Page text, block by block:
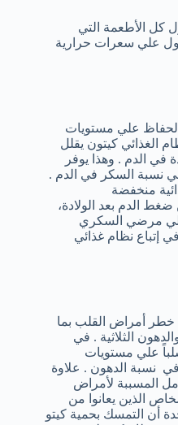
كل الأطعمة التي
علي سعرات حرارية
علي مستويات
الغذائي كيتون يقلل
الدم . وهذا يوفر
نسبة السكر في الدم .
منخفضة
الدم بعد الولادة،
علي مرضي السكري
إتباع نظام غذائي
خطر أمراض القلب بما
الثلاثية . في
علي مستويات
نسبة الدهون . علاوة
المسببة لأمراض
الذين يعانوا من
أن التمسك بحمية كيتو